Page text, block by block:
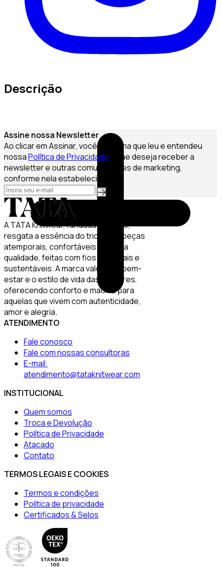
Descrição
Assine nossa Newsletter
Ao clicar em Assinar, você confirma que leu e entendeu
nossaPolítica de Privacidade e que deseja receber a
newsletter e outras comunicações de marketing,
conforme nela estabelecido.
A TATA Knitwear, fundada em 2020,
resgata a essência do tricô com peças
atemporais, confortáveis e de alta
qualidade, feitas com fios especiais e
sustentáveis. A marca valoriza o bem-
estar e o estilo de vida das mulheres,
oferecendo conforto e maciez para
aquelas que vivem com autenticidade,
amor e alegria.
ATENDIMENTO
Fale conosco
Fale com nossas consultoras
E-mail:
atendimento@tataknitwear.com
INSTITUCIONAL
Quem somos
Troca e Devolução
Política de Privacidade
Atacado
Contato
TERMOS LEGAIS E COOKIES
Termos e condições
Política de privacidade
Certificados & Selos